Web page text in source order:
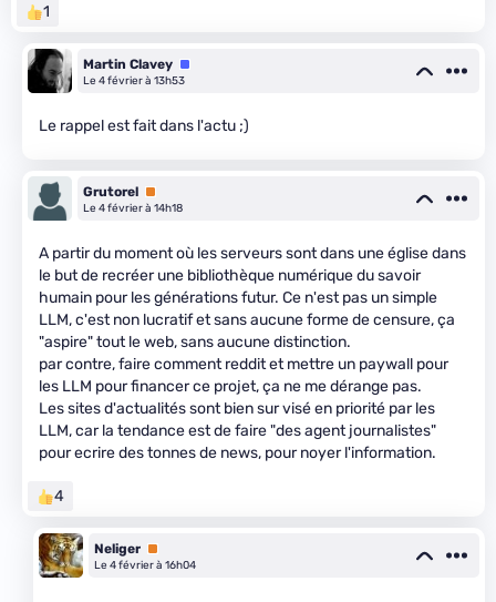
1
Martin Clavey Équipe
Le 4 février à 13h53
Le rappel est fait dans l'actu ;)
Grutorel Premium
Le 4 février à 14h18
A partir du moment où les serveurs sont dans une église dans
le but de recréer une bibliothèque numérique du savoir
humain pour les générations futur. Ce n'est pas un simple
LLM, c'est non lucratif et sans aucune forme de censure, ça
"aspire" tout le web, sans aucune distinction.
par contre, faire comment reddit et mettre un paywall pour
les LLM pour financer ce projet, ça ne me dérange pas.
Les sites d'actualités sont bien sur visé en priorité par les
LLM, car la tendance est de faire "des agent journalistes"
pour ecrire des tonnes de news, pour noyer l'information.
4
Neliger Premium
Le 4 février à 16h04